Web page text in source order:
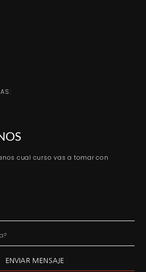
cual curso vas a tomar con
ENVIAR MENSAJE